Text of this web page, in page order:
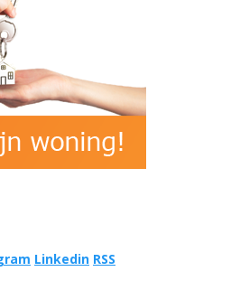
Linkedin RSS